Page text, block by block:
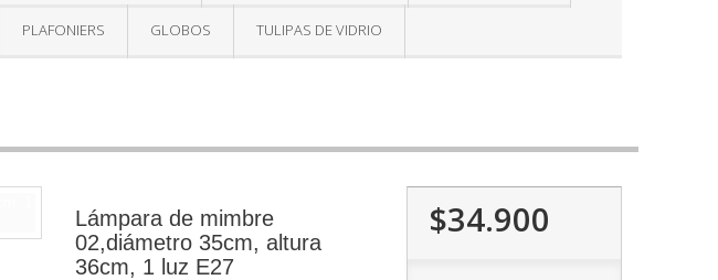
PLAFONIERS GLOBOS TULIPAS DE VIDRIO
Lámpara de mimbre
02,diámetro 35cm, altura
36cm, 1 luz E27
$34.900